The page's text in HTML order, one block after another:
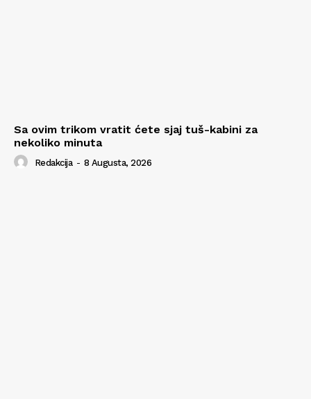
Sa ovim trikom vratit ćete sjaj tuš-kabini za
nekoliko minuta
Redakcija - 8 Augusta, 2026